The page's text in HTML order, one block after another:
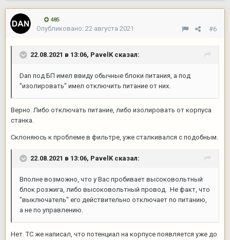
485
#6
Опубликовано: 22 августа 2021
22.08.2021 в 13:06, PavelKсказал:
Dan под БП имел ввиду обычные блоки питания, а под
"изолировать" имел отключить питание от них.
Верно. Либо отключать питание, либо изолировать от корпуса
станка.
Склоняюсь к проблеме в фильтре, уже сталкивался с подобным.
22.08.2021 в 13:06, PavelKсказал:
Вполне возможно, что у Вас пробивает высоковольтный
блок розжига, либо высоковольтный провод. Не факт, что
"выключатель" его действительно отключает по питанию,
а не по управлению.
Нет. ТС же написал, что потенциал на корпусе появляется уже до